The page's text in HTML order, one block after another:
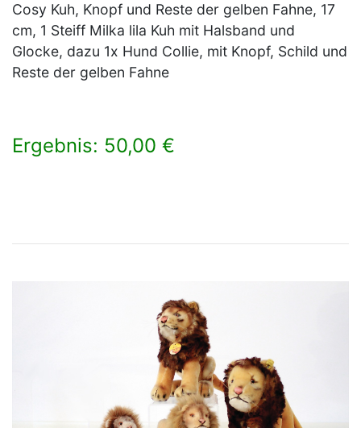
Cosy Kuh, Knopf und Reste der gelben Fahne, 17
cm, 1 Steiff Milka lila Kuh mit Halsband und
Glocke, dazu 1x Hund Collie, mit Knopf, Schild und
Reste der gelben Fahne
Ergebnis: 50,00 €